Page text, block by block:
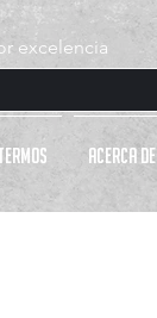
excelencia
Acerca de